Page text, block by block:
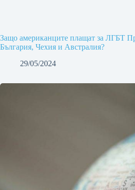
Защо американците плащат за ЛГБТ
България, Чехия и Австралия?
29/05/2024